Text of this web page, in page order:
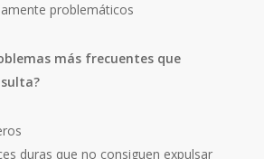
problemáticos
más frecuentes que
duras que no consiguen expulsar